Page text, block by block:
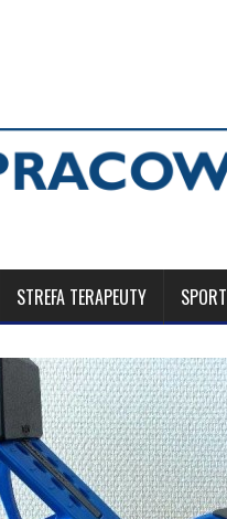
STREFA TERAPEUTY SPORT